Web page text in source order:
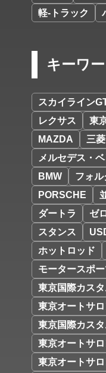
軽-トラック
キーワ
スカイライン
レクサス
東
MAZDA
三菱
メルセデス・
BMW
フォ
PORSCHE
ダートラ
ゼ
スタンス
ホットロッド
モータースポ
東京国際カス
東京オートサ
東京国際カス
東京オートサ
東京オートサ